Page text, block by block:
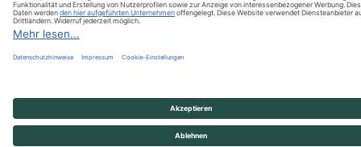
© trauerdruckportal.de 2009 - 2026
Impressum